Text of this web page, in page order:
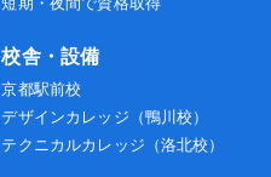
校舎・設備
京都駅前校
デザインカレッジ（鴨川校）
テクニカルカレッジ（洛北校）